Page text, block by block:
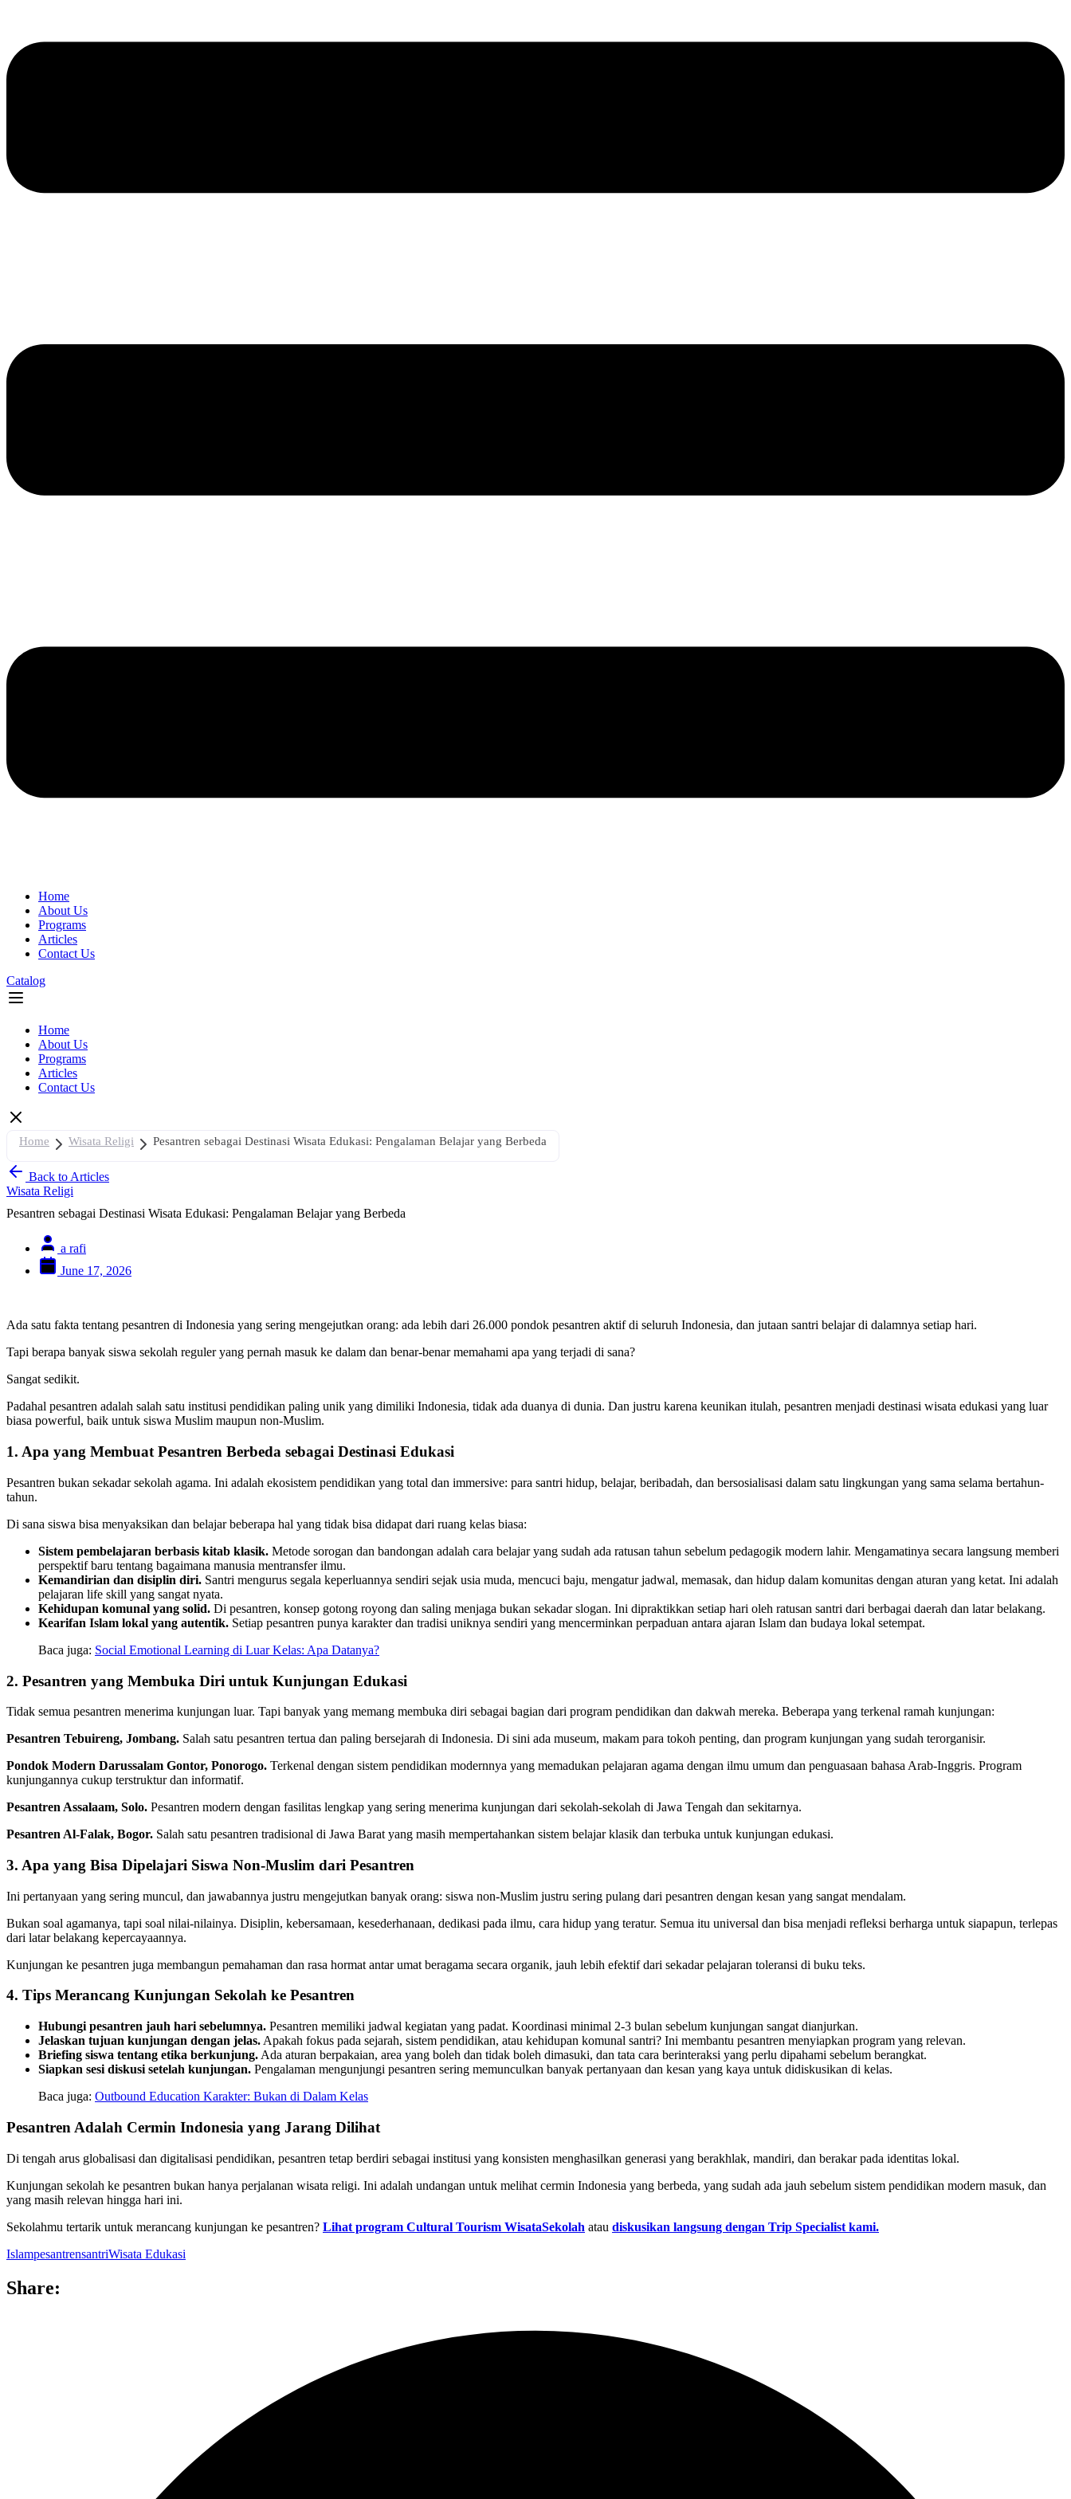
Home
About Us
Programs
Articles
Contact Us
Catalog
Flyout
Home
About Us
Programs
Articles
Contact Us
Home Wisata Religi Pesantren sebagai Destinasi Wisata Edukasi: Pengalaman Belajar yang Berbeda
Back to Articles
Wisata Religi
Pesantren sebagai Destinasi Wisata Edukasi: Pengalaman Belajar yang Berbeda
a rafi
June 17, 2026
Ada satu fakta tentang pesantren di Indonesia yang sering mengejutkan orang: ada lebih dari 26.000 pondok pesantren aktif di seluruh Indonesia, dan jutaan santri belajar di dalamnya setiap hari.
Tapi berapa banyak siswa sekolah reguler yang pernah masuk ke dalam dan benar-benar memahami apa yang terjadi di sana?
Sangat sedikit.
Padahal pesantren adalah salah satu institusi pendidikan paling unik yang dimiliki Indonesia, tidak ada duanya di dunia. Dan justru karena keunikan itulah, pesantren menjadi destinasi wisata edukasi yang luar
biasa powerful, baik untuk siswa Muslim maupun non-Muslim.
1. Apa yang Membuat Pesantren Berbeda sebagai Destinasi Edukasi
Pesantren bukan sekadar sekolah agama. Ini adalah ekosistem pendidikan yang total dan immersive: para santri hidup, belajar, beribadah, dan bersosialisasi dalam satu lingkungan yang sama selama bertahun-
tahun.
Di sana siswa bisa menyaksikan dan belajar beberapa hal yang tidak bisa didapat dari ruang kelas biasa:
Sistem pembelajaran berbasis kitab klasik. Metode sorogan dan bandongan adalah cara belajar yang sudah ada ratusan tahun sebelum pedagogik modern lahir. Mengamatinya secara langsung memberi
perspektif baru tentang bagaimana manusia mentransfer ilmu.
Kemandirian dan disiplin diri. Santri mengurus segala keperluannya sendiri sejak usia muda, mencuci baju, mengatur jadwal, memasak, dan hidup dalam komunitas dengan aturan yang ketat. Ini adalah
pelajaran life skill yang sangat nyata.
Kehidupan komunal yang solid. Di pesantren, konsep gotong royong dan saling menjaga bukan sekadar slogan. Ini dipraktikkan setiap hari oleh ratusan santri dari berbagai daerah dan latar belakang.
Kearifan Islam lokal yang autentik. Setiap pesantren punya karakter dan tradisi uniknya sendiri yang mencerminkan perpaduan antara ajaran Islam dan budaya lokal setempat.
Baca juga: Social Emotional Learning di Luar Kelas: Apa Datanya?
2. Pesantren yang Membuka Diri untuk Kunjungan Edukasi
Tidak semua pesantren menerima kunjungan luar. Tapi banyak yang memang membuka diri sebagai bagian dari program pendidikan dan dakwah mereka. Beberapa yang terkenal ramah kunjungan:
Pesantren Tebuireng, Jombang. Salah satu pesantren tertua dan paling bersejarah di Indonesia. Di sini ada museum, makam para tokoh penting, dan program kunjungan yang sudah terorganisir.
Pondok Modern Darussalam Gontor, Ponorogo. Terkenal dengan sistem pendidikan modernnya yang memadukan pelajaran agama dengan ilmu umum dan penguasaan bahasa Arab-Inggris. Program
kunjungannya cukup terstruktur dan informatif.
Pesantren Assalaam, Solo. Pesantren modern dengan fasilitas lengkap yang sering menerima kunjungan dari sekolah-sekolah di Jawa Tengah dan sekitarnya.
Pesantren Al-Falak, Bogor. Salah satu pesantren tradisional di Jawa Barat yang masih mempertahankan sistem belajar klasik dan terbuka untuk kunjungan edukasi.
3. Apa yang Bisa Dipelajari Siswa Non-Muslim dari Pesantren
Ini pertanyaan yang sering muncul, dan jawabannya justru mengejutkan banyak orang: siswa non-Muslim justru sering pulang dari pesantren dengan kesan yang sangat mendalam.
Bukan soal agamanya, tapi soal nilai-nilainya. Disiplin, kebersamaan, kesederhanaan, dedikasi pada ilmu, cara hidup yang teratur. Semua itu universal dan bisa menjadi refleksi berharga untuk siapapun, terlepas
dari latar belakang kepercayaannya.
Kunjungan ke pesantren juga membangun pemahaman dan rasa hormat antar umat beragama secara organik, jauh lebih efektif dari sekadar pelajaran toleransi di buku teks.
4. Tips Merancang Kunjungan Sekolah ke Pesantren
Hubungi pesantren jauh hari sebelumnya. Pesantren memiliki jadwal kegiatan yang padat. Koordinasi minimal 2-3 bulan sebelum kunjungan sangat dianjurkan.
Jelaskan tujuan kunjungan dengan jelas. Apakah fokus pada sejarah, sistem pendidikan, atau kehidupan komunal santri? Ini membantu pesantren menyiapkan program yang relevan.
Briefing siswa tentang etika berkunjung. Ada aturan berpakaian, area yang boleh dan tidak boleh dimasuki, dan tata cara berinteraksi yang perlu dipahami sebelum berangkat.
Siapkan sesi diskusi setelah kunjungan. Pengalaman mengunjungi pesantren sering memunculkan banyak pertanyaan dan kesan yang kaya untuk didiskusikan di kelas.
Baca juga: Outbound Education Karakter: Bukan di Dalam Kelas
Pesantren Adalah Cermin Indonesia yang Jarang Dilihat
Di tengah arus globalisasi dan digitalisasi pendidikan, pesantren tetap berdiri sebagai institusi yang konsisten menghasilkan generasi yang berakhlak, mandiri, dan berakar pada identitas lokal.
Kunjungan sekolah ke pesantren bukan hanya perjalanan wisata religi. Ini adalah undangan untuk melihat cermin Indonesia yang berbeda, yang sudah ada jauh sebelum sistem pendidikan modern masuk, dan
yang masih relevan hingga hari ini.
Sekolahmu tertarik untuk merancang kunjungan ke pesantren? Lihat program Cultural Tourism WisataSekolah atau diskusikan langsung dengan Trip Specialist kami.
IslampesantrensantriWisata Edukasi
Share: